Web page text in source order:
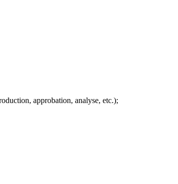
approbation, analyse, etc.);